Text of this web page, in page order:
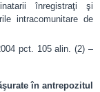
înregistraţi şi
intracomunitare de
pct. 105 alin. (2) –
în antrepozitul